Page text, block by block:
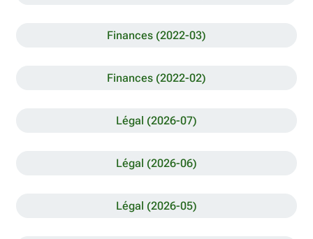
Finances (2022-03)
Finances (2022-02)
Légal (2026-07)
Légal (2026-06)
Légal (2026-05)